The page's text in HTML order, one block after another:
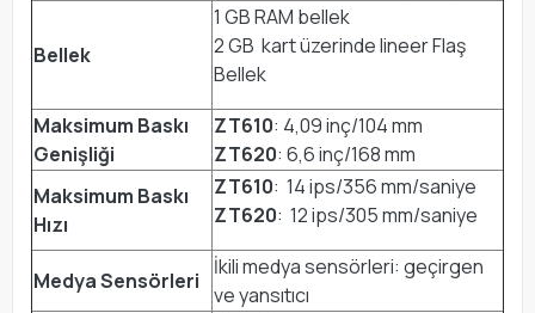
Bellek
1 GB RAM bellek
2 GB kart üzerinde lineer Flaş
Bellek
Maksimum Baskı
Genişliği
ZT610: 4,09 inç/104 mm
ZT620: 6,6 inç/168 mm
Maksimum Baskı
Hızı
ZT610: 14 ips/356 mm/saniye
ZT620: 12 ips/305 mm/saniye
Medya Sensörleri
İkili medya sensörleri: geçirgen
ve yansıtıcı